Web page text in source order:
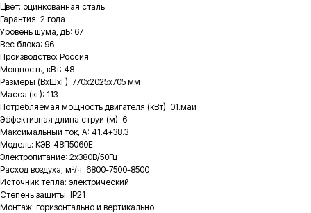
Цвет: оцинкованная сталь
Гарантия: 2 года
Уровень шума, дБ: 67
Вес блока: 96
Производство: Россия
Мощность, кВт: 48
Размеры (ВхШхГ): 770x2025х705 мм
Масса (кг): 113
Потребляемая мощность двигателя (кВт): 01.май
Эффективная длина струи (м): 6
Максимальный ток, А: 41.4+38.3
Модель: КЭВ-48П5060Е
Электропитание: 2х380В/50Гц
Расход воздуха, м³/ч: 6800-7500-8500
Источник тепла: электрический
Степень защиты: IP21
Монтаж: горизонтально и вертикально